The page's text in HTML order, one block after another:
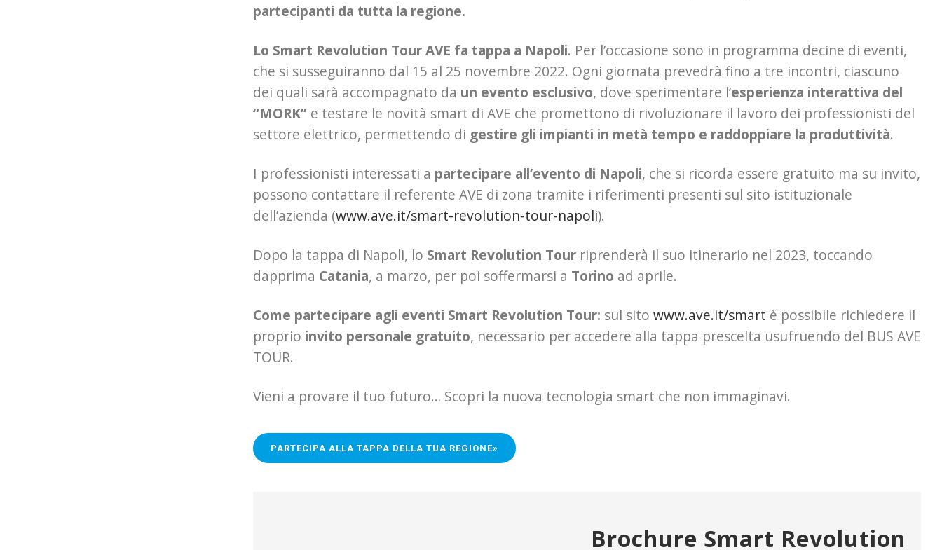
partecipanti da tutta la regione.
Lo Smart Revolution Tour AVE fa tappa a Napoli. Per l’occasione sono in programma decine di eventi,
che si susseguiranno dal 15 al 25 novembre 2022. Ogni giornata prevedrà fino a tre incontri, ciascuno
dei quali sarà accompagnato da un evento esclusivo, dove sperimentare l’esperienza interattiva del
“MORK” e testare le novità smart di AVE che promettono di rivoluzionare il lavoro dei professionisti del
settore elettrico, permettendo di gestire gli impianti in metà tempo e raddoppiare la produttività.
I professionisti interessati a partecipare all’evento di Napoli, che si ricorda essere gratuito ma su invito,
possono contattare il referente AVE di zona tramite i riferimenti presenti sul sito istituzionale
dell’azienda (www.ave.it/smart-revolution-tour-napoli).
Dopo la tappa di Napoli, lo Smart Revolution Tour riprenderà il suo itinerario nel 2023, toccando
dapprima Catania, a marzo, per poi soffermarsi a Torino ad aprile.
Come partecipare agli eventi Smart Revolution Tour: sul sito www.ave.it/smart è possibile richiedere il
proprio invito personale gratuito, necessario per accedere alla tappa prescelta usufruendo del BUS AVE
TOUR.
Vieni a provare il tuo futuro… Scopri la nuova tecnologia smart che non immaginavi.
PARTECIPA ALLA TAPPA DELLA TUA REGIONE»
Brochure Smart Revolution